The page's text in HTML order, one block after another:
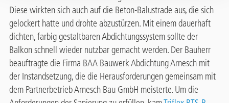
Diese wirkten sich auch auf die Beton-Balustrade aus, die sich
gelockert hatte und drohte abzustürzen. Mit einem dauerhaft
dichten, farbig gestaltbaren Abdichtungssystem sollte der
Balkon schnell wieder nutzbar gemacht werden. Der Bauherr
beauftragte die Firma BAA Bauwerk Abdichtung Arnesch mit
der Instandsetzung, die die Herausforderungen gemeinsam mit
dem Partnerbetrieb Arnesch Bau GmbH meisterte. Um die